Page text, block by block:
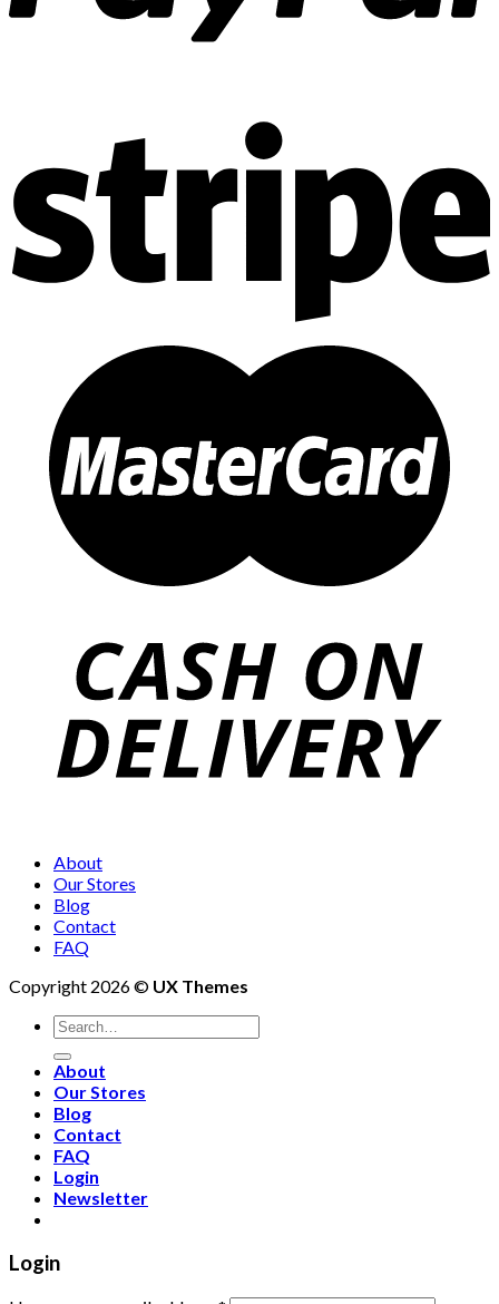
About
Our Stores
Blog
Contact
FAQ
Copyright 2026 © UX Themes
About
Our Stores
Blog
Contact
FAQ
Login
Newsletter
Login